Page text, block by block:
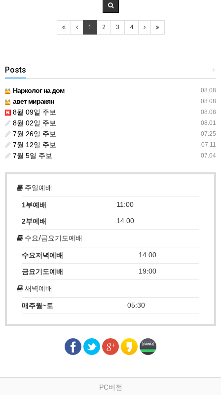
1 2 3 4
+
Posts
08.08
Нарколог на дом
08.08
авет миракян
08.08
8월 09일 주보
08.01
8월 02일 주보
07.25
7월 26일 주보
07.11
7월 12일 주보
07.04
7월 5일 주보
주일예배
1부예배 11:00
2부예배 14:00
수요/금요기도예배
수요저녁예배 14:00
금요기도예배 19:00
새벽예배
매주월~토 05:30
PC버전